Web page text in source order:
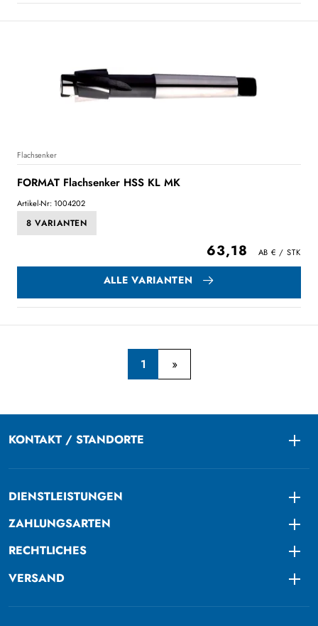
Flachsenker
FORMAT Flachsenker HSS KL MK
Artikel-Nr: 1004202
8 VARIANTEN
63,18
ALLE VARIANTEN
1
KONTAKT / STANDORTE
DIENSTLEISTUNGEN
ZAHLUNGSARTEN
RECHTLICHES
VERSAND